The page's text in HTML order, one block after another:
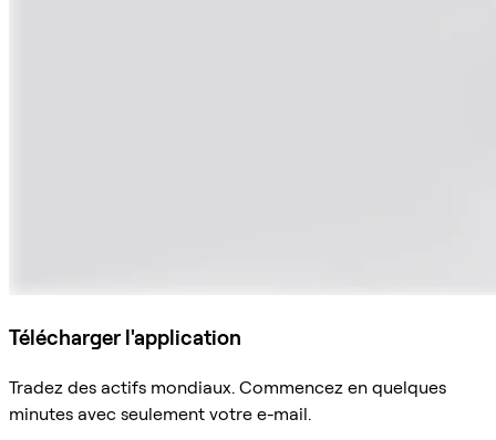
Télécharger l'application
Tradez des actifs mondiaux. Commencez en quelques
minutes avec seulement votre e-mail.